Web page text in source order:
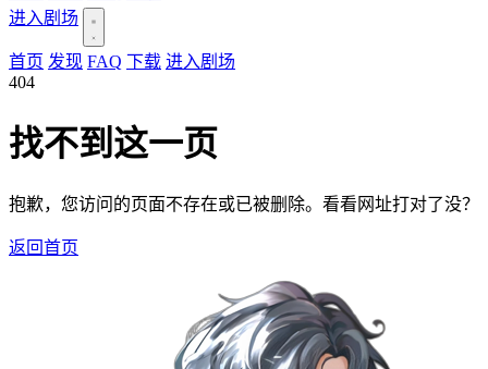
进入剧场
首页 发现 FAQ 下载 进入剧场
404
找不到这一页
抱歉，您访问的页面不存在或已被删除。看看网址打对了没？
返回首页